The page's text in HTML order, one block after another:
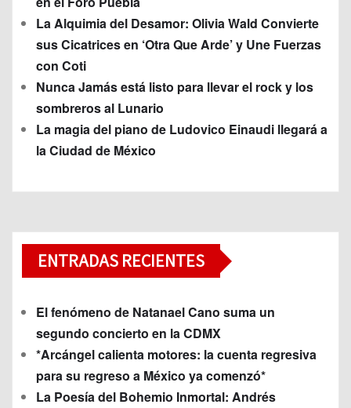
La Alquimia del Desamor: Olivia Wald Convierte
sus Cicatrices en ‘Otra Que Arde’ y Une Fuerzas
con Coti
Nunca Jamás está listo para llevar el rock y los
sombreros al Lunario
La magia del piano de Ludovico Einaudi llegará a
la Ciudad de México
ENTRADAS RECIENTES
El fenómeno de Natanael Cano suma un
segundo concierto en la CDMX
*Arcángel calienta motores: la cuenta regresiva
para su regreso a México ya comenzó*
La Poesía del Bohemio Inmortal: Andrés